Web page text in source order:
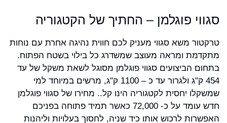
סגווי פוגלמן – החתיך של הקטגוריה
טרקטור משא סגווי מעניק לכם חווית נהיגה אחרת עם נוחות
מתקדמת ומראה מעוצב שמשדרג כל בילוי בשטח הפתוח.
בתחום הביצועים סגווי פוגלמן מסוגל לשאת משקל של עד
454 ק"ג ולגרור עד כ – 1100 ק"ג, מרשים במיוחד למי
שמשקלו יחסית לקטגוריה הינו קל.. מחירו של סגווי פוגלמן
חדש עומד על כ- 72,000 כאשר תמיד פתוחה בפניכם
האפשרות לרכוש אותו כיד שניה, לחסוך בעלויות וליהנות